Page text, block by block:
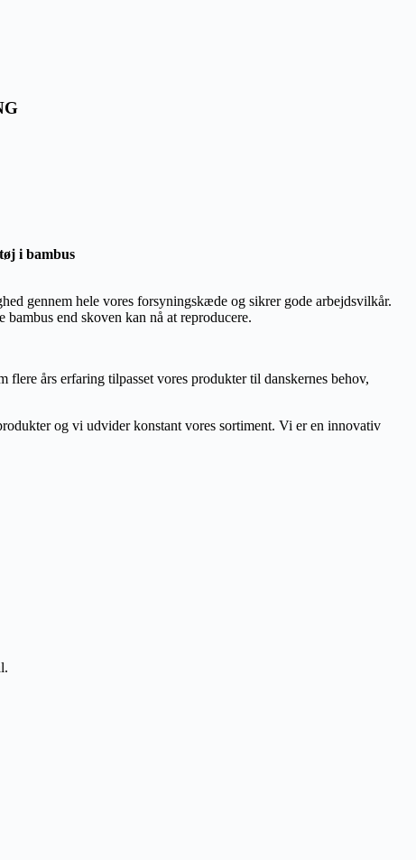
i bambus
gennem hele vores forsyningskæde og sikrer gode arbejdsvilkår.
end skoven kan nå at reproducere.
års erfaring tilpasset vores produkter til danskernes behov,
og vi udvider konstant vores sortiment. Vi er en innovativ